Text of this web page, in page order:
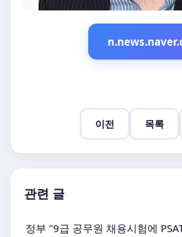
이전 목록
관련 글
정부 "9급 공무원 채용시험에